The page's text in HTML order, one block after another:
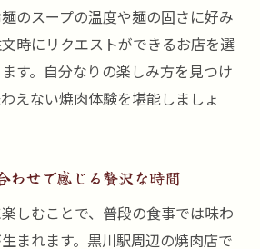
のスープの温度や麺の固さに好み
時にリクエストができるお店を選
す。自分なりの楽しみ方を見つけ
えない焼肉体験を堪能しましょ
わせで感じる贅沢な時間
しむことで、普段の食事では味わ
まれます。黒川駅周辺の焼肉店で